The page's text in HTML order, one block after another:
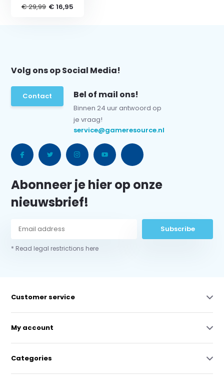
€ 29,99 € 16,95
Volg ons op Social Media!
Contact Bel of mail ons!
Binnen 24 uur antwoord op
je vraag!
service@gameresource.nl
Abonneer je hier op onze
nieuwsbrief!
Subscribe
* Read legal restrictions here
Customer service
My account
Categories